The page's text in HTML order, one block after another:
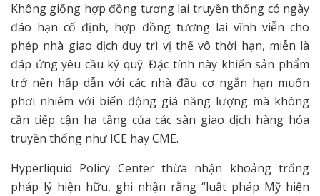
Không giống hợp đồng tương lai truyền thống có ngày
đáo hạn cố định, hợp đồng tương lai vĩnh viễn cho
phép nhà giao dịch duy trì vị thế vô thời hạn, miễn là
đáp ứng yêu cầu ký quỹ. Đặc tính này khiến sản phẩm
trở nên hấp dẫn với các nhà đầu cơ ngắn hạn muốn
phơi nhiễm với biến động giá năng lượng mà không
cần tiếp cận hạ tầng của các sàn giao dịch hàng hóa
truyền thống như ICE hay CME.
Hyperliquid Policy Center thừa nhận khoảng trống
pháp lý hiện hữu, ghi nhận rằng “luật pháp Mỹ hiện